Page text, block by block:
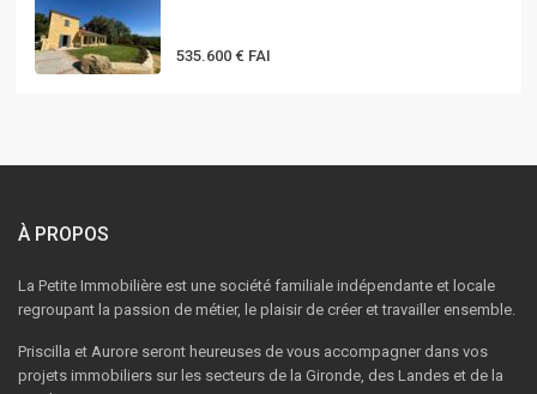
535.600 € FAI
À PROPOS
La Petite Immobilière est une société familiale indépendante et locale
regroupant la passion de métier, le plaisir de créer et travailler ensemble.
Priscilla et Aurore seront heureuses de vous accompagner dans vos
projets immobiliers sur les secteurs de la Gironde, des Landes et de la